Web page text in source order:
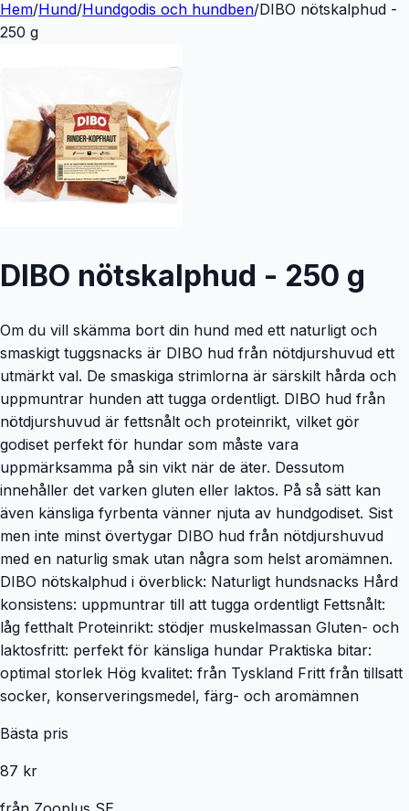
Hem/Hund/Hundgodis och hundben/DIBO nötskalphud -
250 g
DIBO nötskalphud - 250 g
Om du vill skämma bort din hund med ett naturligt och
smaskigt tuggsnacks är DIBO hud från nötdjurshuvud ett
utmärkt val. De smaskiga strimlorna är särskilt hårda och
uppmuntrar hunden att tugga ordentligt. DIBO hud från
nötdjurshuvud är fettsnålt och proteinrikt, vilket gör
godiset perfekt för hundar som måste vara
uppmärksamma på sin vikt när de äter. Dessutom
innehåller det varken gluten eller laktos. På så sätt kan
även känsliga fyrbenta vänner njuta av hundgodiset. Sist
men inte minst övertygar DIBO hud från nötdjurshuvud
med en naturlig smak utan några som helst aromämnen.
DIBO nötskalphud i överblick: Naturligt hundsnacks Hård
konsistens: uppmuntrar till att tugga ordentligt Fettsnålt:
låg fetthalt Proteinrikt: stödjer muskelmassan Gluten- och
laktosfritt: perfekt för känsliga hundar Praktiska bitar:
optimal storlek Hög kvalitet: från Tyskland Fritt från tillsatt
socker, konserveringsmedel, färg- och aromämnen
Bästa pris
87 kr